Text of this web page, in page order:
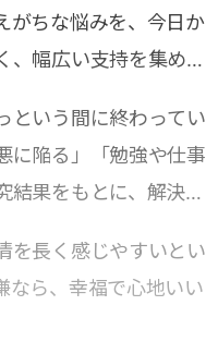
がちな悩みを、今日か
、幅広い支持を集めて
という間に終わってい
に陥る」「勉強や仕事
結果をもとに、解決策
を長く感じやすいとい
なら、幸福で心地いい